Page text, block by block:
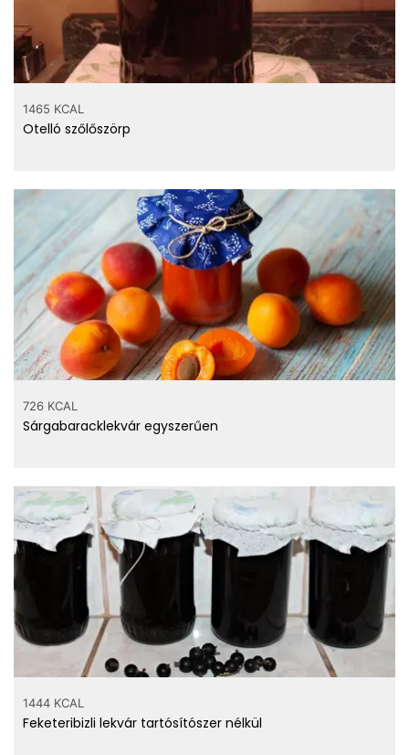
1465 KCAL
Otelló szőlőszörp
726 KCAL
Sárgabaracklekvár egyszerűen
1444 KCAL
Feketeribizli lekvár tartósítószer nélkül